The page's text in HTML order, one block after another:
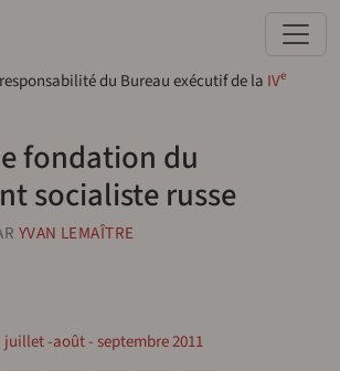
du Bureau exécutif de la IVe
fondation du
socialiste russe
YVAN LEMAÎTRE
juillet -août - septembre 2011